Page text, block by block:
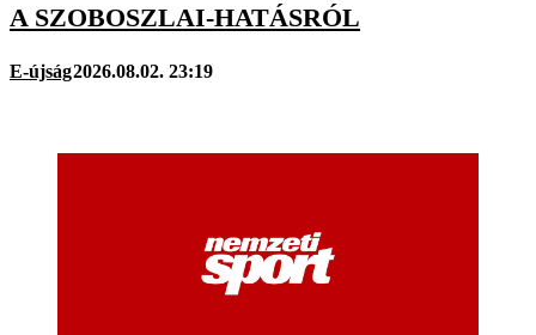
A SZOBOSZLAI-HATÁSRÓL
E-újság2026.08.02. 23:19